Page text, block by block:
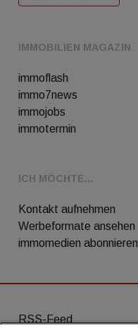
IMMOBILIEN MAGAZIN
immoflash
immo7news
immojobs
immotermin
ICH MÖCHTE...
Kontakt aufnehmen
Werbeformate ansehen
immomedien abonnieren
RSS-Feed